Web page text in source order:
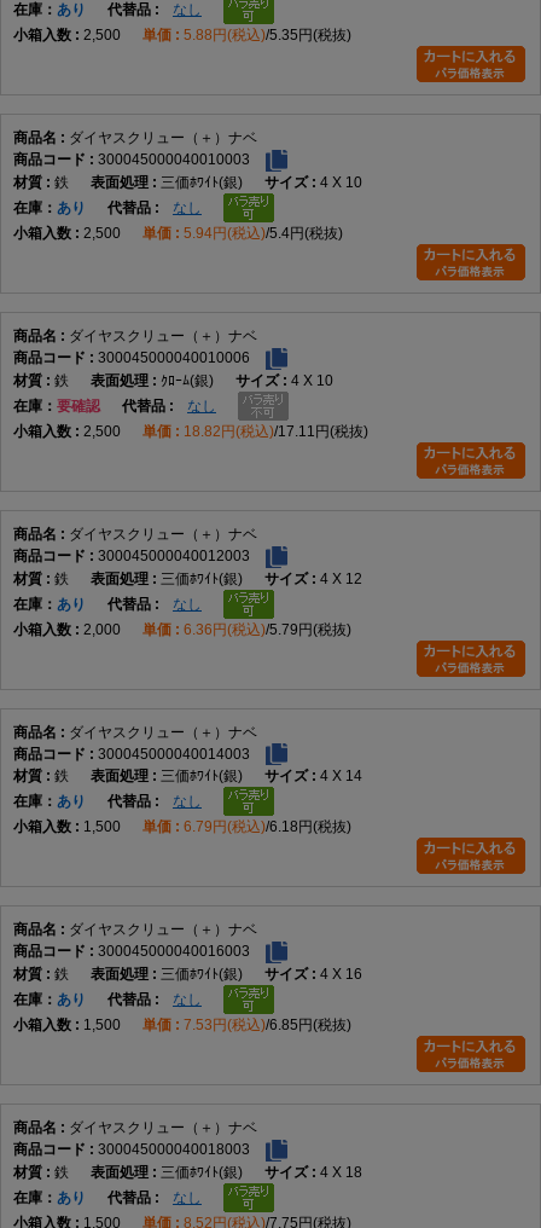
在庫
あり
なし
2,500
5.88円(税込) 5.35円(税抜)
ダイヤスクリュー（＋）ナベ
300045000040010003
鉄
三価ﾎﾜｲﾄ(銀)
4 X 10
在庫
あり
なし
2,500
5.94円(税込) 5.4円(税抜)
ダイヤスクリュー（＋）ナベ
300045000040010006
鉄
ｸﾛｰﾑ(銀)
4 X 10
在庫
要確認
なし
2,500
18.82円(税込) 17.11円(税抜)
ダイヤスクリュー（＋）ナベ
300045000040012003
鉄
三価ﾎﾜｲﾄ(銀)
4 X 12
在庫
あり
なし
2,000
6.36円(税込) 5.79円(税抜)
ダイヤスクリュー（＋）ナベ
300045000040014003
鉄
三価ﾎﾜｲﾄ(銀)
4 X 14
在庫
あり
なし
1,500
6.79円(税込) 6.18円(税抜)
ダイヤスクリュー（＋）ナベ
300045000040016003
鉄
三価ﾎﾜｲﾄ(銀)
4 X 16
在庫
あり
なし
1,500
7.53円(税込) 6.85円(税抜)
ダイヤスクリュー（＋）ナベ
300045000040018003
鉄
三価ﾎﾜｲﾄ(銀)
4 X 18
在庫
あり
なし
1,500
8.52円(税込) 7.75円(税抜)